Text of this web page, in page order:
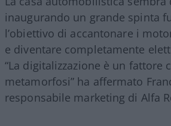
inaugurando un grande spinta
l’obiettivo di accantonare i
e diventare completamente
“La digitalizzazione è un fattore
metamorfosi” ha affermato
responsabile marketing di Alfa